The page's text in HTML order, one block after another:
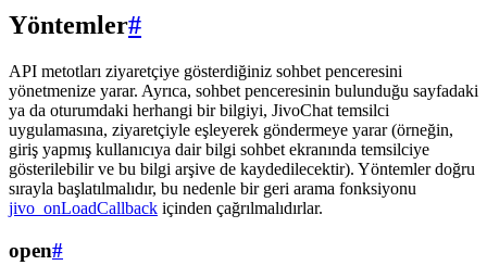
Yöntemler#
API metotları ziyaretçiye gösterdiğiniz sohbet penceresini
yönetmenize yarar. Ayrıca, sohbet penceresinin bulunduğu sayfadaki
ya da oturumdaki herhangi bir bilgiyi, JivoChat temsilci
uygulamasına, ziyaretçiyle eşleyerek göndermeye yarar (örneğin,
giriş yapmış kullanıcıya dair bilgi sohbet ekranında temsilciye
gösterilebilir ve bu bilgi arşive de kaydedilecektir). Yöntemler doğru
sırayla başlatılmalıdır, bu nedenle bir geri arama fonksiyonu
jivo_onLoadCallback içinden çağrılmalıdırlar.
open#